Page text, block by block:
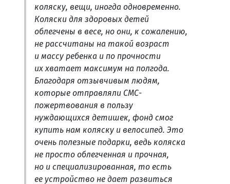
коляску, вещи, иногда одновременно.
Коляски для здоровых детей
облегчены в весе, но они, к сожалению,
не рассчитаны на такой возраст
и массу ребенка и по прочности
их хватает максимум на полгода.
Благодаря отзывчивым людям,
которые отправляли СМС-
пожертвования в пользу
нуждающихся детишек, фонд смог
купить нам коляску и велосипед. Это
очень полезные подарки, ведь коляска
не просто облегченная и прочная,
но и специализированная, то есть
ее устройство не дает развиться